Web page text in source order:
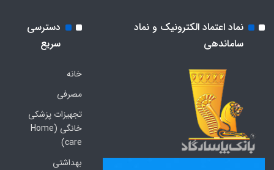
نماد اعتماد الکترونیک و نماد
ساماندهی
دسترسی
سریع
خانه
مصرفی
تجهیزات پزشکی
خانگی (Home
care)
بهداشتی